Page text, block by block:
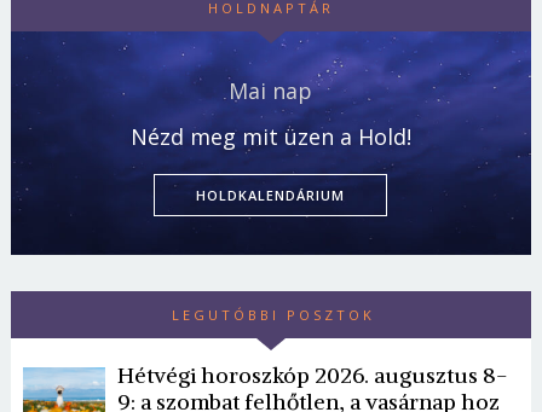
HOLDNAPTÁR
Mai nap
Nézd meg mit üzen a Hold!
HOLDKALENDÁRIUM
LEGUTÓBBI POSZTOK
Hétvégi horoszkóp 2026. augusztus 8-
9: a szombat felhőtlen, a vasárnap hoz